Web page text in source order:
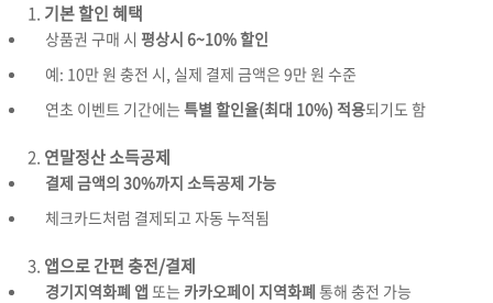
기본 할인 혜택
상품권 구매 시 평상시 6~10% 할인
예: 10만 원 충전 시, 실제 결제 금액은 9만 원 수준
연초 이벤트 기간에는 특별 할인율(최대 10%) 적용되기도 함
연말정산 소득공제
결제 금액의 30%까지 소득공제 가능
체크카드처럼 결제되고 자동 누적됨
앱으로 간편 충전/결제
경기지역화폐 앱 또는 카카오페이 지역화폐 통해 충전 가능